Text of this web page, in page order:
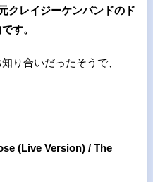
クレイジーケンバンドのド
す。
り合いだったそうで、
(Live Version) / The